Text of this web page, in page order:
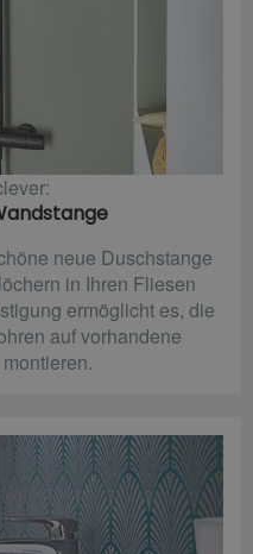
neue Duschstange
in Ihren Fliesen
ermöglicht es, die
auf vorhandene